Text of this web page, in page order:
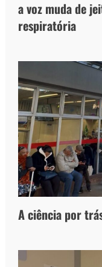
a voz muda de
respiratória
A ciência por